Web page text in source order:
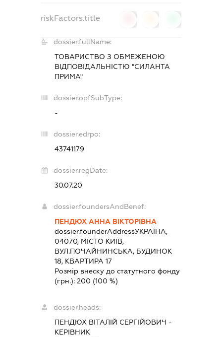
riskFactors.title
dossier.fullName:
ТОВАРИСТВО З ОБМЕЖЕНОЮ
ВІДПОВІДАЛЬНІСТЮ "СИЛАНТА
ПРИМА"
dossier.opfSubType:
-
dossier.edrpo:
43741179
dossier.regDate:
30.07.20
dossier.foundersAndBenef:
ПЕНДЮХ АННА ВІКТОРІВНА
dossier.founderAddressУКРАЇНА,
04070, МІСТО КИЇВ,
ВУЛ.ПОЧАЙНИНСЬКА, БУДИНОК
18, КВАРТИРА 17
Розмір внеску до статутного фонду
(грн.): 200 (100 %)
dossier.heads:
ПЕНДЮХ ВІТАЛІЙ СЕРГІЙОВИЧ -
КЕРІВНИК